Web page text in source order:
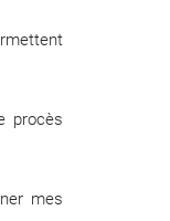
procès
mes